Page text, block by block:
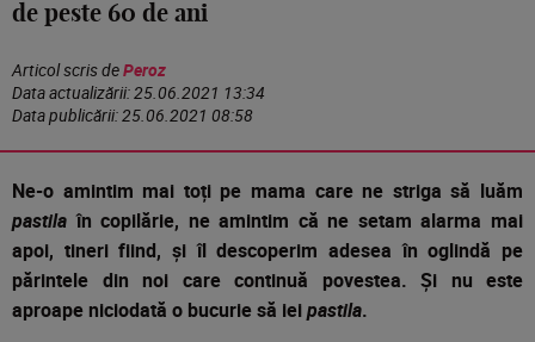
de peste 60 de ani
Articol scris dePeroz
Data actualizării:25.06.2021 13:34
Data publicării:25.06.2021 08:58
Ne-o amintim mai toți pe mama care ne striga să luăm
pastila în copilărie, ne amintim că ne setam alarma mai
apoi, tineri fiind, și îl descoperim adesea în oglindă pe
părintele din noi care continuă povestea. Și nu este
aproape niciodată o bucurie să ieipastila.